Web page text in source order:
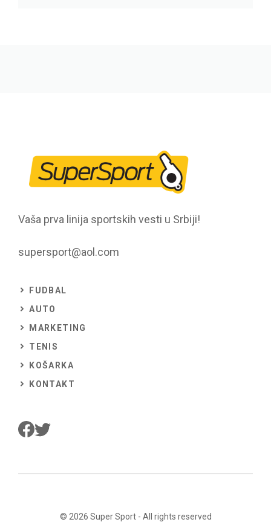
Vaša prva linija sportskih vesti u Srbiji!
supersport@aol.com
FUDBAL
AUTO
MARKETING
TENIS
KOŠARKA
KONTAKT
© 2026 Super Sport- All rights reserved